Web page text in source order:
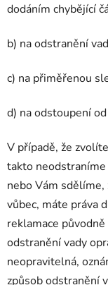
dodáním chybějící
b) na odstranění
c) na přiměřenou
d) na odstoupení
V případě, že
takto
nebo Vám
vůbec, máte práva
reklamace
odstranění vady
neopravitelná,
způsob odstranění